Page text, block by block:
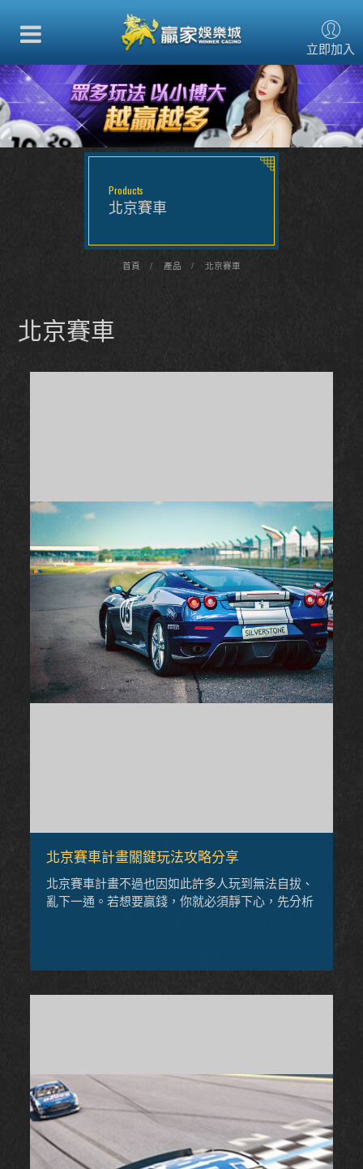
立即加入
Products
北京賽車
首頁 產品 北京賽車
北京賽車
北京賽車計畫關鍵玩法攻略分享
北京賽車計畫不過也因如此許多人玩到無法自拔、
亂下一通。若想要贏錢，你就必須靜下心，先分析
「虎」贏。